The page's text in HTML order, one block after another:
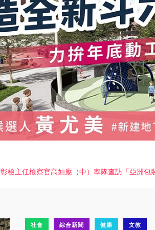
彰檢主任檢察官高如應（中）率隊查訪「亞洲包
社會 綜合新聞 健康 文教